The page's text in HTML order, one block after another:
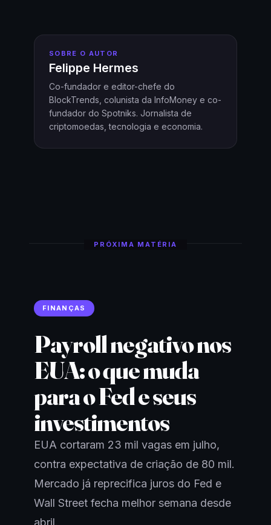
SOBRE O AUTOR
Felippe Hermes
Co-fundador e editor-chefe do
BlockTrends, colunista da InfoMoney e co-
fundador do Spotniks. Jornalista de
criptomoedas, tecnologia e economia.
PRÓXIMA MATÉRIA
FINANÇAS
Payroll negativo nos
EUA: o que muda
para o Fed e seus
investimentos
EUA cortaram 23 mil vagas em julho,
contra expectativa de criação de 80 mil.
Mercado já reprecifica juros do Fed e
Wall Street fecha melhor semana desde
abril.